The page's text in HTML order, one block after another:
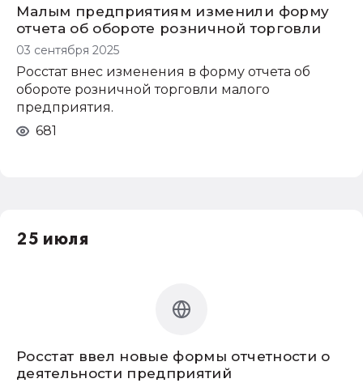
Малым предприятиям изменили форму
отчета об обороте розничной торговли
03 сентября 2025
Росстат внес изменения в форму отчета об
обороте розничной торговли малого
предприятия.
681
25 июля
Росстат ввел новые формы отчетности о
деятельности предприятий